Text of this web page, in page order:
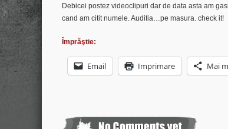
Debicei postez videoclipuri dar de data asta am
cand am citit numele. Auditia…pe masura. check it!
Împrăştie:
Email Imprimare Mai